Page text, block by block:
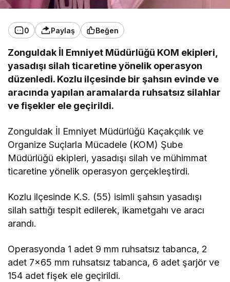
0 Paylaş Beğen
Zonguldak İl Emniyet Müdürlüğü KOM ekipleri,
yasadışı silah ticaretine yönelik operasyon
düzenledi. Kozlu ilçesinde bir şahsın evinde ve
aracında yapılan aramalarda ruhsatsız silahlar
ve fişekler ele geçirildi.
Zonguldak İl Emniyet Müdürlüğü Kaçakçılık ve
Organize Suçlarla Mücadele (KOM) Şube
Müdürlüğü ekipleri, yasadışı silah ve mühimmat
ticaretine yönelik operasyon gerçekleştirdi.
Kozlu ilçesinde K.S. (55) isimli şahsın yasadışı
silah sattığı tespit edilerek, ikametgahı ve aracı
arandı.
Operasyonda 1 adet 9 mm ruhsatsız tabanca, 2
adet 7×65 mm ruhsatsız tabanca, 6 adet şarjör ve
154 adet fişek ele geçirildi.